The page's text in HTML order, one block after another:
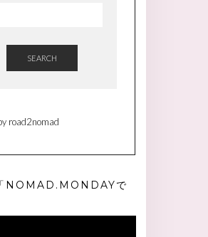
SEARCH
road2nomad
NOMAD.MONDAYで